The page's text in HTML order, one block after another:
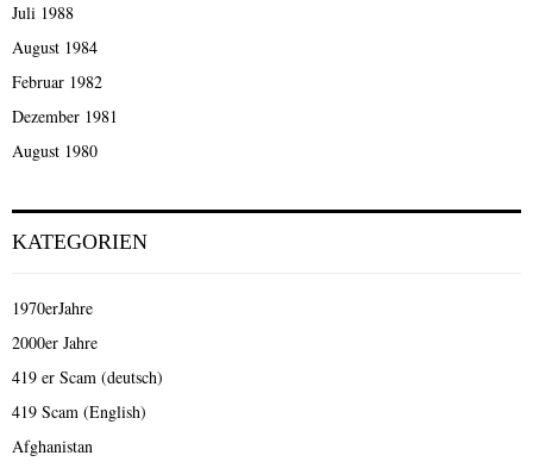
Juli 1988
August 1984
Februar 1982
Dezember 1981
August 1980
KATEGORIEN
1970erJahre
2000er Jahre
419 er Scam (deutsch)
419 Scam (English)
Afghanistan